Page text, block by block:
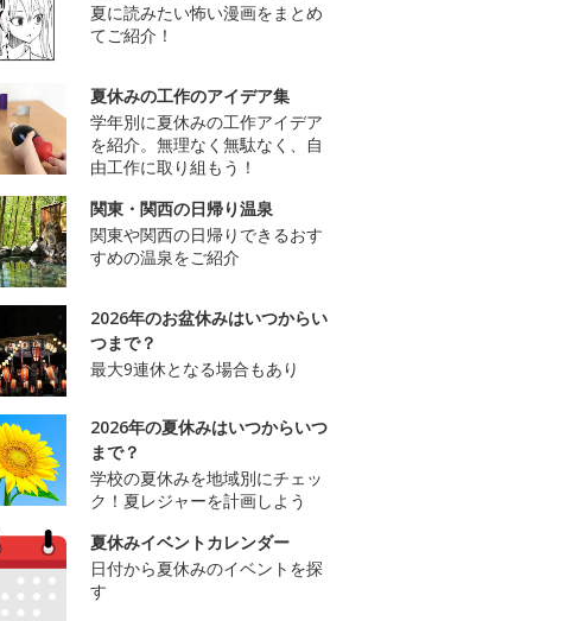
夏に読みたい怖い漫画をまとめ
てご紹介！
夏休みの工作のアイデア集
学年別に夏休みの工作アイデア
を紹介。無理なく無駄なく、自
由工作に取り組もう！
関東・関西の日帰り温泉
関東や関西の日帰りできるおす
すめの温泉をご紹介
2026年のお盆休みはいつからい
つまで？
最大9連休となる場合もあり
2026年の夏休みはいつからいつ
まで？
学校の夏休みを地域別にチェッ
ク！夏レジャーを計画しよう
夏休みイベントカレンダー
日付から夏休みのイベントを探
す